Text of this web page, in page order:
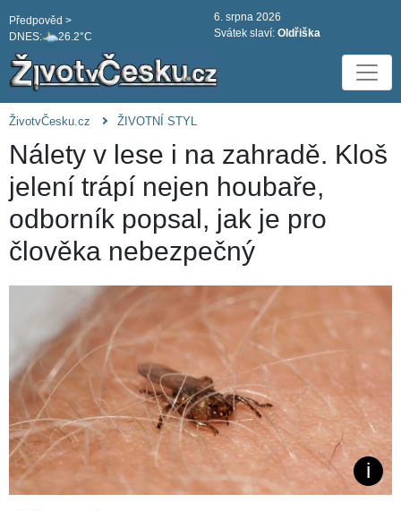
DNES: 26.2°C
Předpověd >
6. srpna 2026
Svátek slaví: Oldřiška
ŽivotvČesku.cz ŽIVOTNÍ STYL
Nálety v lese i na zahradě. Kloš
jelení trápí nejen houbaře,
odborník popsal, jak je pro
člověka nebezpečný